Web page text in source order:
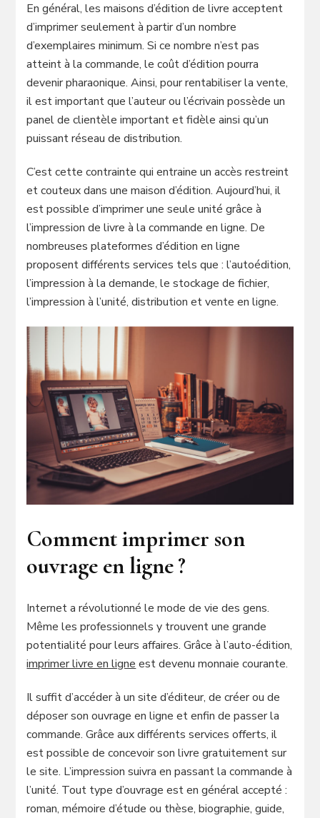
En général, les maisons d’édition de livre acceptent
d’imprimer seulement à partir d’un nombre
d’exemplaires minimum. Si ce nombre n’est pas
atteint à la commande, le coût d’édition pourra
devenir pharaonique. Ainsi, pour rentabiliser la vente,
il est important que l’auteur ou l’écrivain possède un
panel de clientèle important et fidèle ainsi qu’un
puissant réseau de distribution.
C’est cette contrainte qui entraine un accès restreint
et couteux dans une maison d’édition. Aujourd’hui, il
est possible d’imprimer une seule unité grâce à
l’impression de livre à la commande en ligne. De
nombreuses plateformes d’édition en ligne
proposent différents services tels que : l’autoédition,
l’impression à la demande, le stockage de fichier,
l’impression à l’unité, distribution et vente en ligne.
Comment imprimer son
ouvrage en ligne ?
Internet a révolutionné le mode de vie des gens.
Même les professionnels y trouvent une grande
potentialité pour leurs affaires. Grâce à l’auto-édition,
imprimer livre en ligne est devenu monnaie courante.
Il suffit d’accéder à un site d’éditeur, de créer ou de
déposer son ouvrage en ligne et enfin de passer la
commande. Grâce aux différents services offerts, il
est possible de concevoir son livre gratuitement sur
le site. L’impression suivra en passant la commande à
l’unité. Tout type d’ouvrage est en général accepté :
roman, mémoire d’étude ou thèse, biographie, guide,